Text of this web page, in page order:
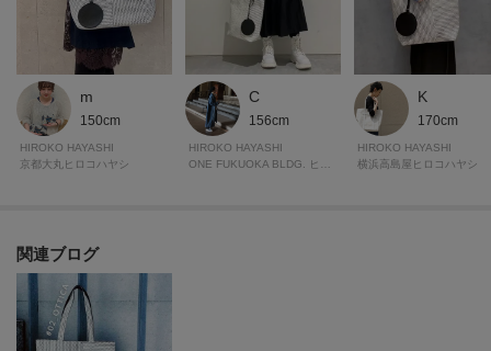
m
150cm
HIROKO HAYASHI
京都大丸ヒロコハヤシ
C
156cm
HIROKO HAYASHI
K
170cm
HIROKO HAYASHI
横浜高島屋ヒロコハヤシ
関連ブログ